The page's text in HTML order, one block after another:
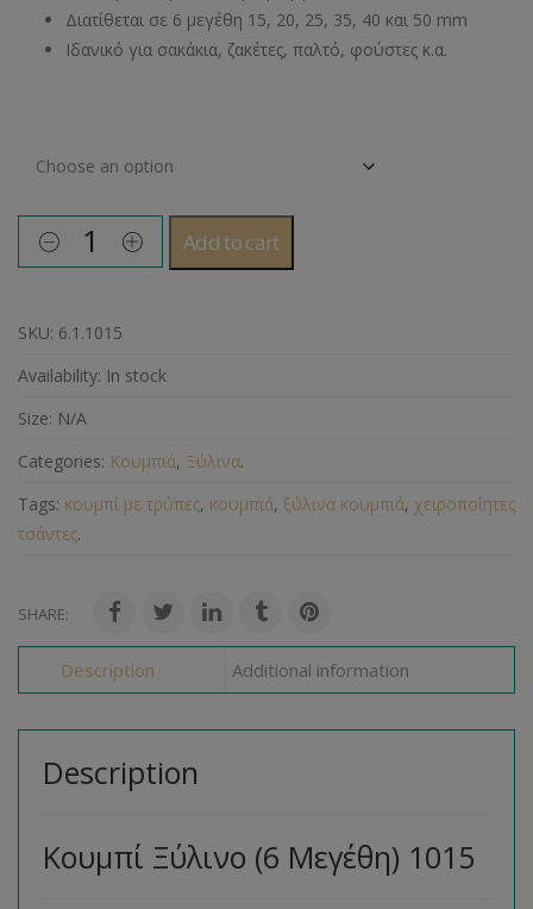
Διατίθεται σε 6 μεγέθη 15, 20, 25, 35, 40 και 50 mm
Ιδανικό για σακάκια, ζακέτες, παλτό, φούστες κ.α.
Add to cart
SKU: 6.1.1015
Availability: In stock
Size: N/A
Categories: Κουμπιά, Ξύλινα.
Tags: κουμπί με τρύπες, κουμπιά, ξύλινα κουμπιά, χειροποίητες
τσάντες.
SHARE:
Description Additional information
Description
Κουμπί Ξύλινο (6 Μεγέθη) 1015